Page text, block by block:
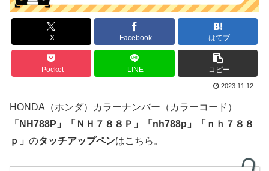
X Facebook はてブ
Pocket LINE コピー
2023.11.12
HONDA（ホンダ）カラーナンバー（カラーコード）
「 NH788P 」 「 ＮＨ７８８Ｐ」「nh788p」「ｎｈ７８８
ｐ」 のタッチアップペンはこちら。